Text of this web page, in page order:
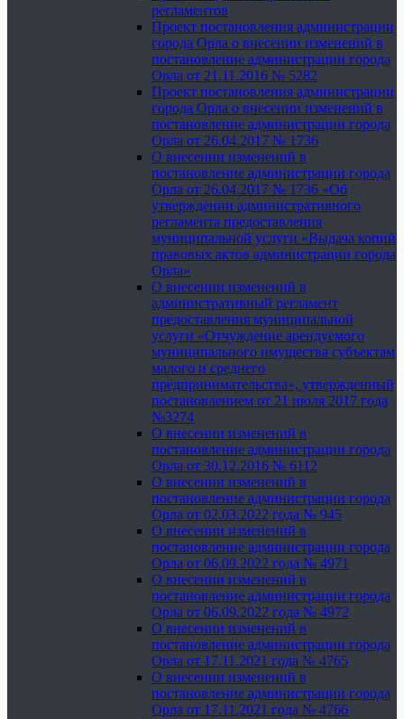
регламентов
Проект постановления администрации
города Орла о внесении изменений в
постановление администрации города
Орла от 21.11.2016 № 5282
Проект постановления администрации
города Орла о внесении изменений в
постановление администрации города
Орла от 26.04.2017 № 1736
О внесении изменений в
постановление администрации города
Орла от 26.04.2017 № 1736 «Об
утверждении административного
регламента предоставления
муниципальной услуги «Выдача копий
правовых актов администрации города
Орла»
О внесении изменений в
административный регламент
предоставления муниципальной
услуги «Отчуждение арендуемого
муниципального имущества субъектам
малого и среднего
предпринимательства», утвержденный
постановлением от 21 июля 2017 года
№3274
О внесении изменений в
постановление администрации города
Орла от 30.12.2016 № 6112
О внесении изменений в
постановление администрации города
Орла от 02.03.2022 года № 945
О внесении изменений в
постановление администрации города
Орла от 06.09.2022 года № 4971
О внесении изменений в
постановление администрации города
Орла от 06.09.2022 года № 4972
О внесении изменений в
постановление администрации города
Орла от 17.11.2021 года № 4765
О внесении изменений в
постановление администрации города
Орла от 17.11.2021 года № 4766